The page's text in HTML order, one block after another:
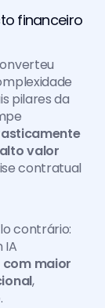
financeiro
pilares da
valor
contratual
contrário:
IA
maior
,